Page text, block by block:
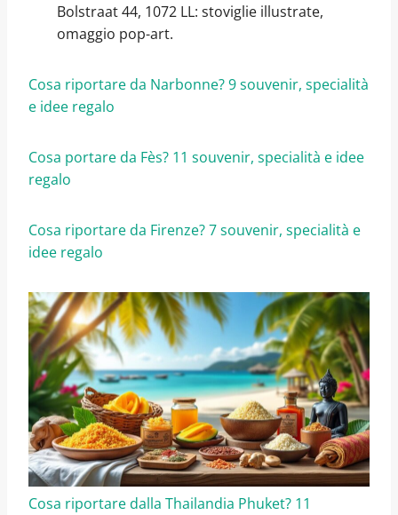
Bolstraat 44, 1072 LL: stoviglie illustrate,
omaggio pop-art.
Cosa riportare da Narbonne? 9 souvenir, specialità
e idee regalo
Cosa portare da Fès? 11 souvenir, specialità e idee
regalo
Cosa riportare da Firenze? 7 souvenir, specialità e
idee regalo
Cosa riportare dalla Thailandia Phuket? 11